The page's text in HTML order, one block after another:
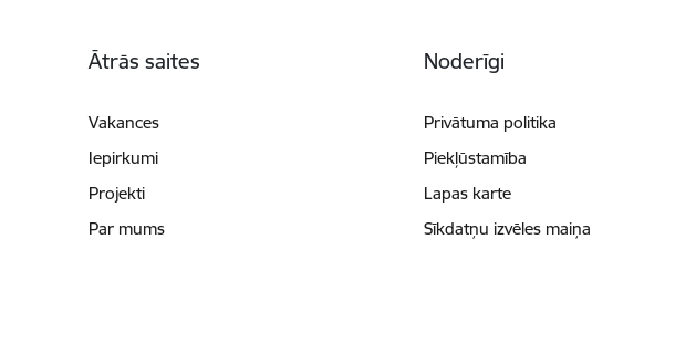
Ātrās saites
Vakances
Iepirkumi
Projekti
Par mums
Noderīgi
Privātuma politika
Piekļūstamība
Lapas karte
Sīkdatņu izvēles maiņa